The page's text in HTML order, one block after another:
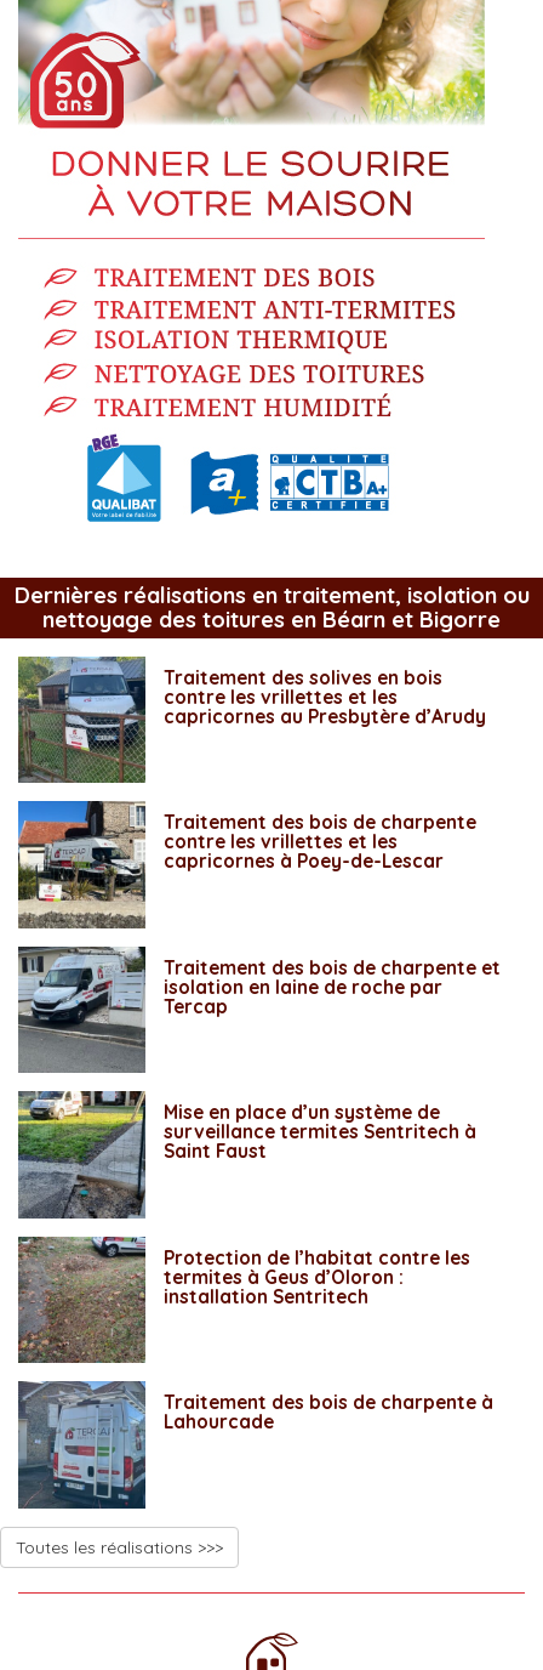
Dernières réalisations en traitement, isolation ou
nettoyage des toitures en Béarn et Bigorre
Traitement des solives en bois
contre les vrillettes et les
capricornes au Presbytère d’Arudy
Traitement des bois de charpente
contre les vrillettes et les
capricornes à Poey-de-Lescar
Traitement des bois de charpente et
isolation en laine de roche par
Tercap
Mise en place d’un système de
surveillance termites Sentritech à
Saint Faust
Protection de l’habitat contre les
termites à Geus d’Oloron :
installation Sentritech
Traitement des bois de charpente à
Lahourcade
Toutes les réalisations >>>